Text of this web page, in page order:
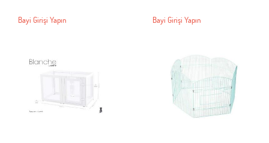
Bayi Girişi Yapın Bayi Girişi Yapın